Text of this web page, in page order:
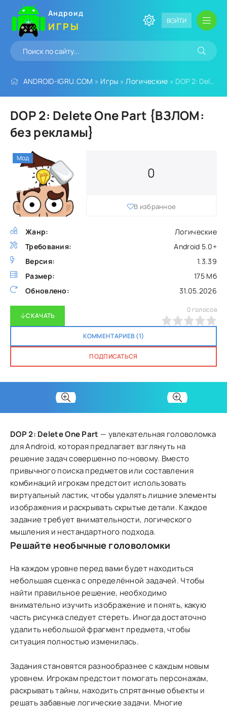
Андроид
ИГРЫ ВОЙТИ
ANDROID-IGRU.COM » Игры »Логические » DOP 2: Delete One Part {ВЗЛОМ: без рекламы}
DOP 2: Delete One Part {ВЗЛОМ:
без рекламы}
Жанр:
Логические
Требования:
Android 5.0+
Версия:
1.3.39
Размер:
175 Мб
Обновлено:
31.05.2026
0
В избранное
СКАЧАТЬ
КОММЕНТАРИЕВ (1)
ПОДПИСАТЬСЯ
0 голосов
Мод
DOP 2: Delete One Part — увлекательная головоломка
для Android, которая предлагает взглянуть на
решение задач совершенно по-новому. Вместо
привычного поиска предметов или составления
комбинаций игрокам предстоит использовать
виртуальный ластик, чтобы удалять лишние элементы
изображения и раскрывать скрытые детали. Каждое
задание требует внимательности, логического
мышления и нестандартного подхода.
Решайте необычные головоломки
На каждом уровне перед вами будет находиться
небольшая сценка с определённой задачей. Чтобы
найти правильное решение, необходимо
внимательно изучить изображение и понять, какую
часть рисунка следует стереть. Иногда достаточно
удалить небольшой фрагмент предмета, чтобы
ситуация полностью изменилась.
Задания становятся разнообразнее с каждым новым
уровнем. Игрокам предстоит помогать персонажам,
раскрывать тайны, находить спрятанные объекты и
решать забавные логические задачи. Многие